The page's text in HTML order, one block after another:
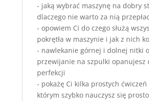
e
:
- jaką wybrać maszynę na dobry
dlaczego nie warto za nią
- opowiem Ci do czego służą
pokrętła w maszynie i jak z nich
- nawlekanie górnej i dolnej nitki
przewijanie na szpulki opanujesz
perfekcji
- pokażę Ci kilka prostych ćwiczeń
którym szybko nauczysz się